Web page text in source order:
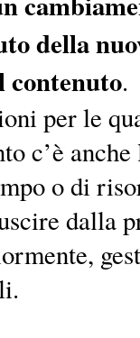
della
contenuto.
per le
c’è
o di
dalla